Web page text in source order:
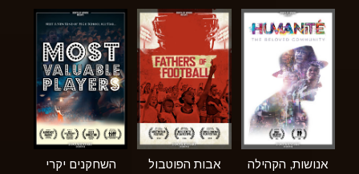
אנושות, הקהילה
אבות הפוטבול
השחקנים יקרי